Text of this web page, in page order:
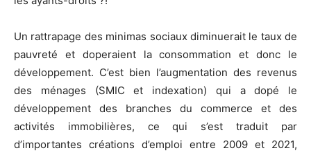
Un rattrapage des minimas sociaux diminuerait le taux de
pauvreté et doperaient la consommation et donc le
développement. C’est bien l’augmentation des revenus
des ménages (SMIC et indexation) qui a dopé le
développement des branches du commerce et des
activités immobilières, ce qui s’est traduit par
d’importantes créations d’emploi entre 2009 et 2021,